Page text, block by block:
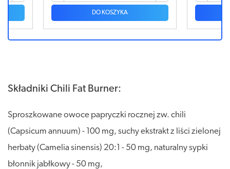
DO KOSZYKA
Składniki Chili Fat Burner:
Sproszkowane owoce papryczki rocznej zw. chili
(Capsicum annuum) - 100 mg, suchy ekstrakt z liści zielonej
herbaty (Camelia sinensis) 20:1 - 50 mg, naturalny sypki
błonnik jabłkowy - 50 mg,